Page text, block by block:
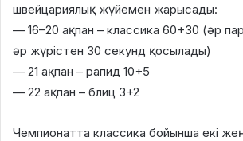
швейцариялық жүйемен жарысады:
— 16–20 ақпан – классика 60+30 (әр
әр жүрістен 30 секунд қосылады)
— 21 ақпан – рапид 10+5
— 22 ақпан – блиц 3+2
Чемпионатта классика бойынша екі